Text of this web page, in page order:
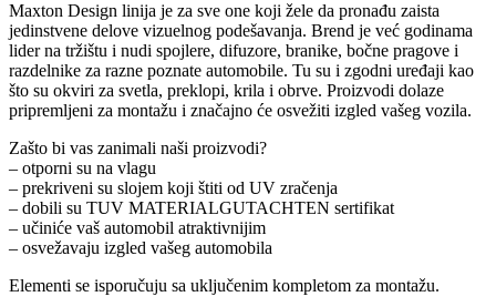
Maxton Design linija je za sve one koji žele da pronađu zaista
jedinstvene delove vizuelnog podešavanja. Brend je već godinama
lider na tržištu i nudi spojlere, difuzore, branike, bočne pragove i
razdelnike za razne poznate automobile. Tu su i zgodni uređaji kao
što su okviri za svetla, preklopi, krila i obrve. Proizvodi dolaze
pripremljeni za montažu i značajno će osvežiti izgled vašeg vozila.
Zašto bi vas zanimali naši proizvodi?
– otporni su na vlagu
– prekriveni su slojem koji štiti od UV zračenja
– dobili su TUV MATERIALGUTACHTEN sertifikat
– učiniće vaš automobil atraktivnijim
– osvežavaju izgled vašeg automobila
Elementi se isporučuju sa uključenim kompletom za montažu.